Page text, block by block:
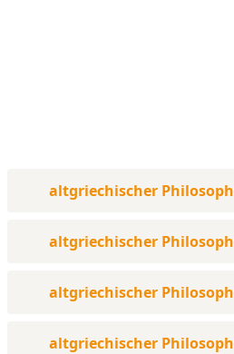
altgriechischer Philosoph
altgriechischer Philosoph
altgriechischer Philosoph
altgriechischer Philosoph